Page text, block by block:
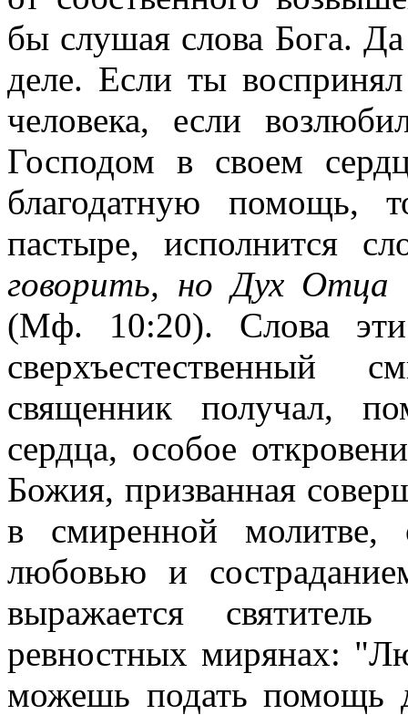
бы слушая слова Бога.
деле. Если ты
человека, если
Господом в своем
благодатную помощь,
пастыре, исполнится
говорить, но Дух Отца
(Мф. 10:20). Слова
священник получал,
сердца, особое
Божия, призванная
в смиренной молитве,
любовью и
выражается
ревностных мирянах:
можешь подать помощь